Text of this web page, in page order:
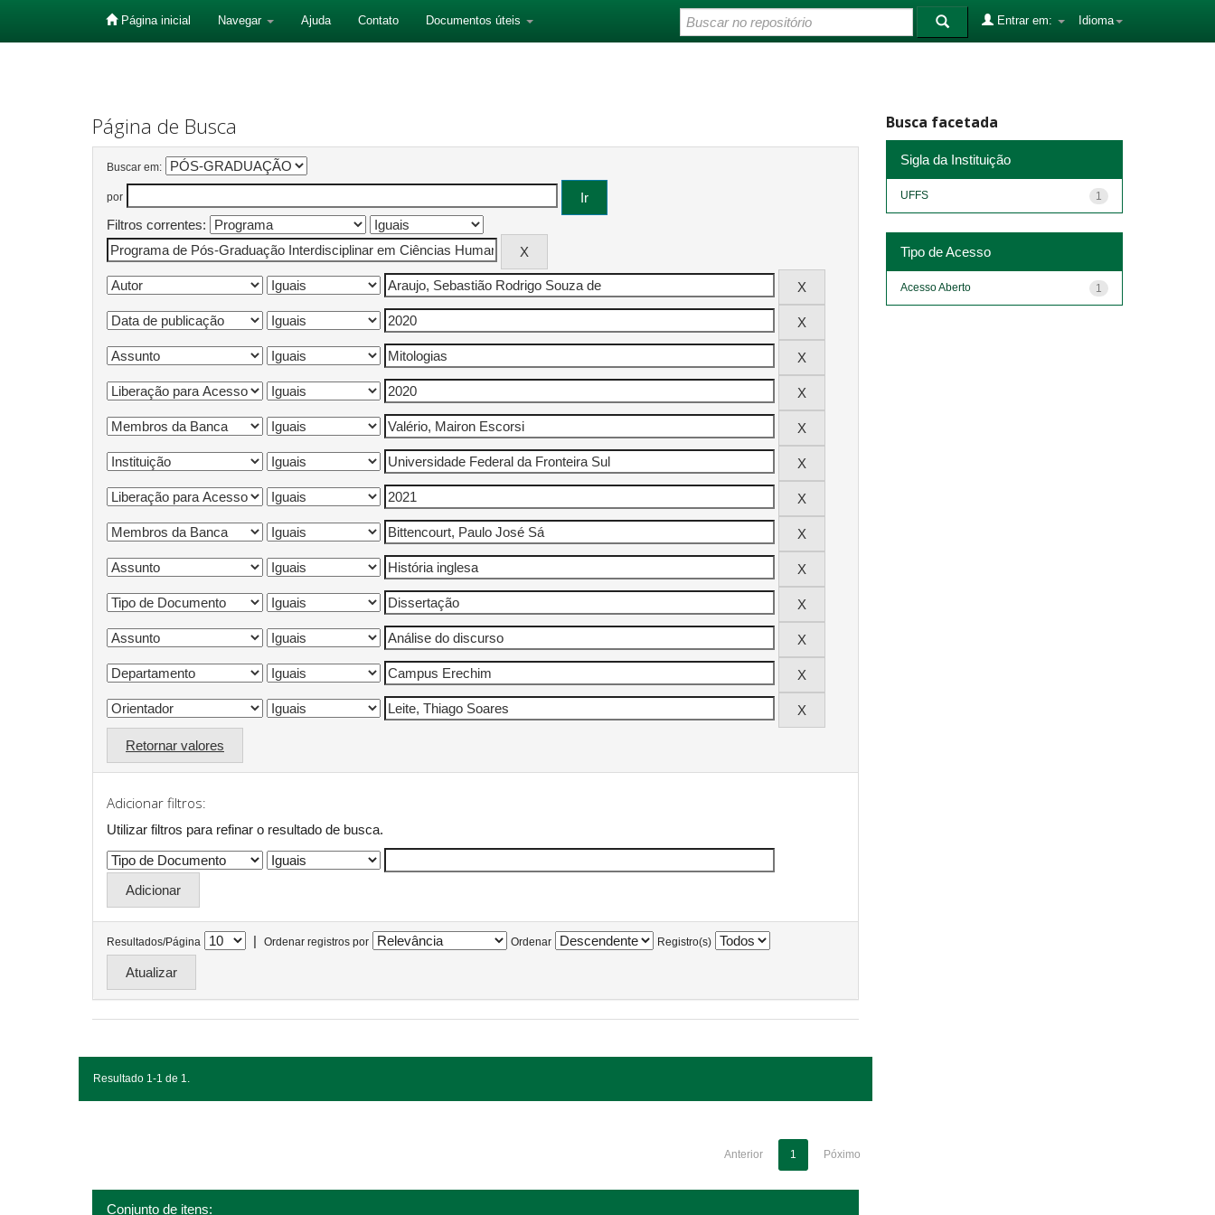
Página inicial Navegar Ajuda Contato Documentos úteis Idioma
Entrar em:
Página de Busca
Buscar em:
por
Filtros correntes:
Retornar valores
Adicionar filtros:
Utilizar filtros para refinar o resultado de busca.
Resultados/Página | Ordenar registros por Ordenar Registro(s)
Resultado 1-1 de 1.
Anterior 1 Póximo
Conjunto de itens:
Busca facetada
Sigla da Instituição
1
UFFS
Tipo de Acesso
1
Acesso Aberto